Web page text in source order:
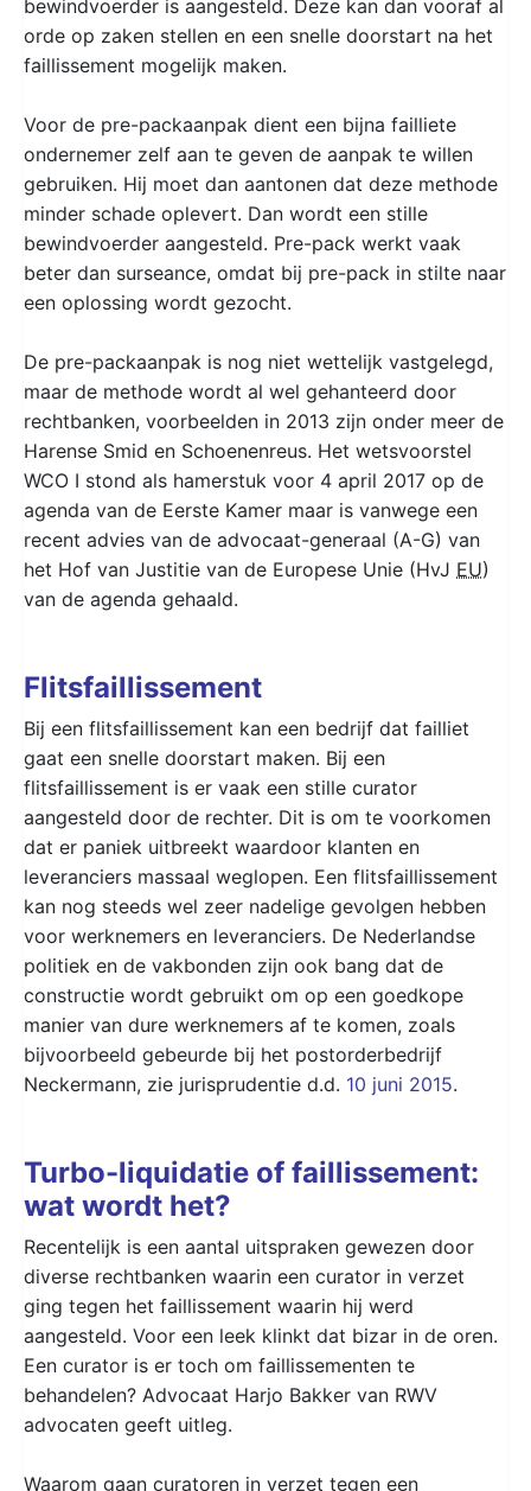
bewindvoerder is aangesteld. Deze kan dan vooraf al
orde op zaken stellen en een snelle doorstart na het
faillissement mogelijk maken.
Voor de pre-packaanpak dient een bijna failliete
ondernemer zelf aan te geven de aanpak te willen
gebruiken. Hij moet dan aantonen dat deze methode
minder schade oplevert. Dan wordt een stille
bewindvoerder aangesteld. Pre-pack werkt vaak
beter dan surseance, omdat bij pre-pack in stilte naar
een oplossing wordt gezocht.
De pre-packaanpak is nog niet wettelijk vastgelegd,
maar de methode wordt al wel gehanteerd door
rechtbanken, voorbeelden in 2013 zijn onder meer de
Harense Smid en Schoenenreus. Het wetsvoorstel
WCO I stond als hamerstuk voor 4 april 2017 op de
agenda van de Eerste Kamer maar is vanwege een
recent advies van de advocaat-generaal (A-G) van
het Hof van Justitie van de Europese Unie (HvJ EU)
van de agenda gehaald.
Flitsfaillissement
Bij een flitsfaillissement kan een bedrijf dat failliet
gaat een snelle doorstart maken. Bij een
flitsfaillissement is er vaak een stille curator
aangesteld door de rechter. Dit is om te voorkomen
dat er paniek uitbreekt waardoor klanten en
leveranciers massaal weglopen. Een flitsfaillissement
kan nog steeds wel zeer nadelige gevolgen hebben
voor werknemers en leveranciers. De Nederlandse
politiek en de vakbonden zijn ook bang dat de
constructie wordt gebruikt om op een goedkope
manier van dure werknemers af te komen, zoals
bijvoorbeeld gebeurde bij het postorderbedrijf
Neckermann, zie jurisprudentie d.d. 10 juni 2015.
Turbo-liquidatie of faillissement:
wat wordt het?
Recentelijk is een aantal uitspraken gewezen door
diverse rechtbanken waarin een curator in verzet
ging tegen het faillissement waarin hij werd
aangesteld. Voor een leek klinkt dat bizar in de oren.
Een curator is er toch om faillissementen te
behandelen? Advocaat Harjo Bakker van RWV
advocaten geeft uitleg.
Waarom gaan curatoren in verzet tegen een